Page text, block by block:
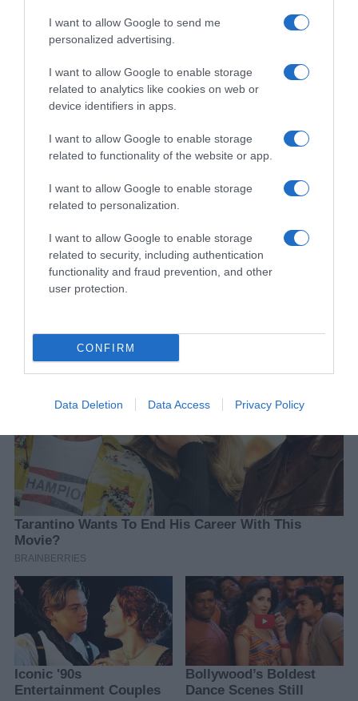
I want to allow Google to send me
personalized advertising.
I want to allow Google to enable storage
related to analytics like cookies on web or
device identifiers in apps.
I want to allow Google to enable storage
related to functionality of the website or app.
I want to allow Google to enable storage
related to personalization.
I want to allow Google to enable storage
related to security, including authentication
functionality and fraud prevention, and other
user protection.
CONFIRM
Data Deletion Data Access Privacy Policy
Pomoći konobaru da pokupi tanjire možda se čini kao nevažna
scena iz restorana, no ona skriva cijelu psihološku priču. Empatija,
skromnost, navike iz djetinjstva, želja za povezivanjem ili
jednostavno dobar odgoj – sve to može biti u pozadini jednog
jednostavnog čina.
U svijetu koji često zanemaruje male geste, upravo te sitnice
postaju najljepši pokazatelj ljudskosti. Psihologija nam pomaže
razumjeti da iza svake takve geste stoji niz osobina koje čine
razliku između osobe koja samo gleda – i one koja djeluje. I dok
razlika koju vrijedi primijetiti.
odmorimozak.com